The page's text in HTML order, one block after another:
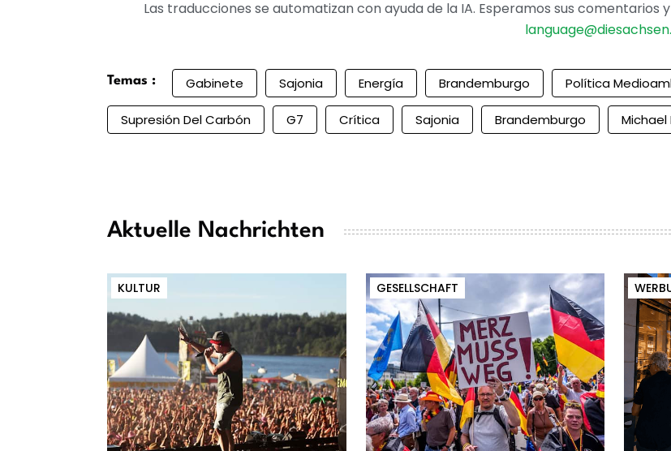
Las traducciones se automatizan con ayuda de la IA. Esperamos sus
Temas : Gabinete Sajonia Energía Brandemburgo Política
Supresión Del Carbón G7 Crítica Sajonia Brandemburgo
Aktuelle Nachrichten
KULTUR GESELLSCHAFT